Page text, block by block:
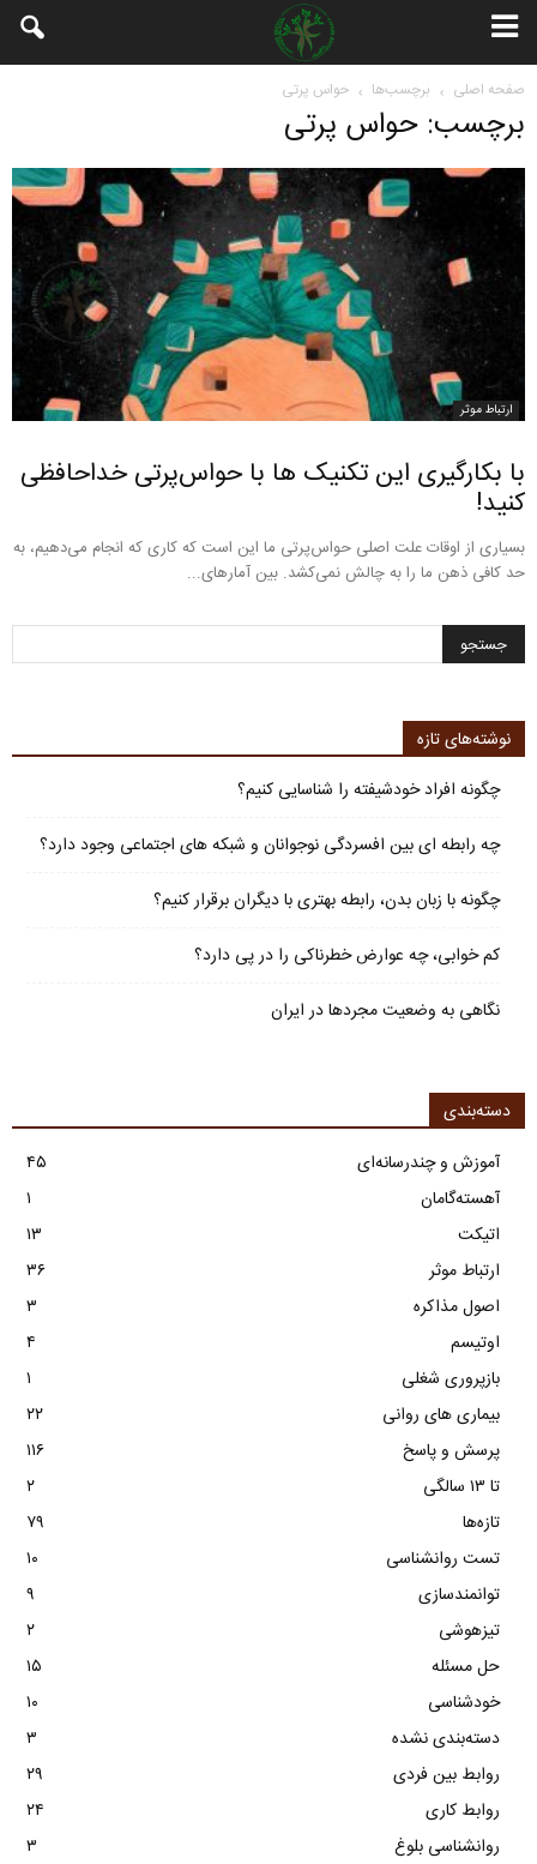
صفحه اصلی برچسب‌ها حواس پرتی
برچسب: حواس پرتی
ارتباط موثر
با بکارگیری این تکنیک ها با حواس‌پرتی خداحافظی
کنید!
بسیاری از اوقات علت اصلی حواس‌پرتی ما این است که کاری که انجام می‌دهیم، به
حد کافی ذهن ما را به چالش نمی‌کشد. بین آمارهای...
نوشته‌های تازه
چگونه افراد خودشیفته را شناسایی کنیم؟
چه رابطه ای بین افسردگی نوجوانان و شبکه های اجتماعی وجود دارد؟
چگونه با زبان بدن، رابطه بهتری با دیگران برقرار کنیم؟
کم خوابی، چه عوارض خطرناکی را در پی دارد؟
نگاهی به وضعیت مجردها در ایران
دسته‌بندی
آموزش و چندرسانه‌ای
۴۵
آهسته‌گامان
۱
اتیکت
۱۳
ارتباط موثر
۳۶
اصول مذاکره
۳
اوتیسم
۴
بازپروری شغلی
۱
بیماری های روانی
۲۲
پرسش و پاسخ
۱۱۶
تا ۱۳ سالگی
۲
تازه‌ها
۷۹
تست روانشناسی
۱۰
توانمندسازی
۹
تیزهوشی
۲
حل مسئله
۱۵
خودشناسی
۱۰
دسته‌بندی نشده
۳
روابط بین فردی
۲۹
روابط کاری
۲۴
روانشناسی بلوغ
۳